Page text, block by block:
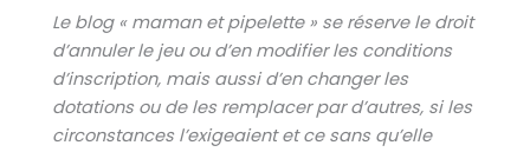
Le blog « maman et pipelette » se réserve le droit
d’annuler le jeu ou d’en modifier les conditions
d’inscription, mais aussi d’en changer les
dotations ou de les remplacer par d’autres, si les
circonstances l’exigeaient et ce sans qu’elle